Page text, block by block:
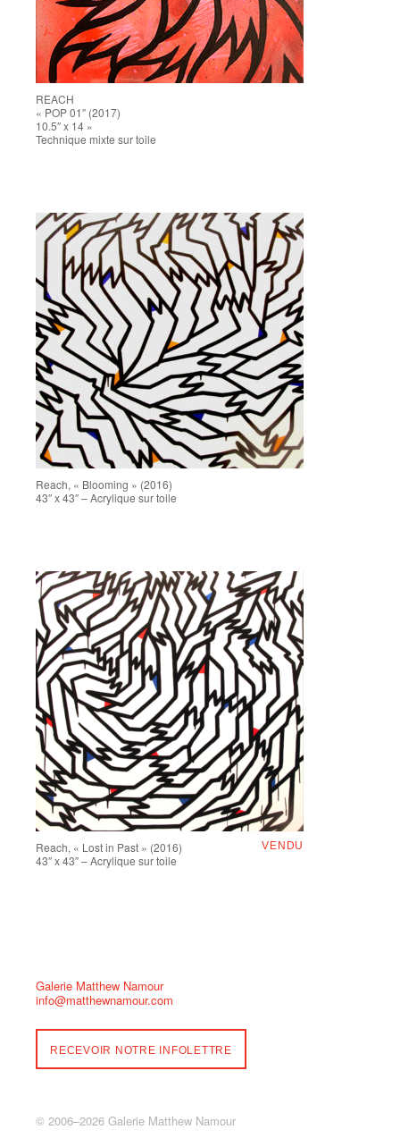
REACH
« POP 01″ (2017)
10.5″ x 14 »
Technique mixte sur toile
Reach, « Blooming » (2016)
43″ x 43″ – Acrylique sur toile
VENDU
Reach, « Lost in Past » (2016)
43″ x 43″ – Acrylique sur toile
Galerie Matthew Namour
info@matthewnamour.com
RECEVOIR NOTRE INFOLETTRE
© 2006–2026 Galerie Matthew Namour